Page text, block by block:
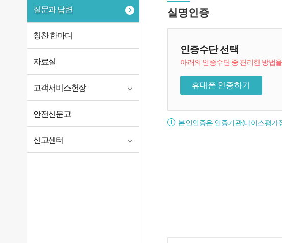
질문과 답변
칭찬 한마디
자료실
고객서비스헌장
안전신문고
신고센터
실명인증
인증수단 선택
아래의 인증수단 중 편리한 방법
휴대폰 인증하기
본인인증은 인증기관(나이스평가